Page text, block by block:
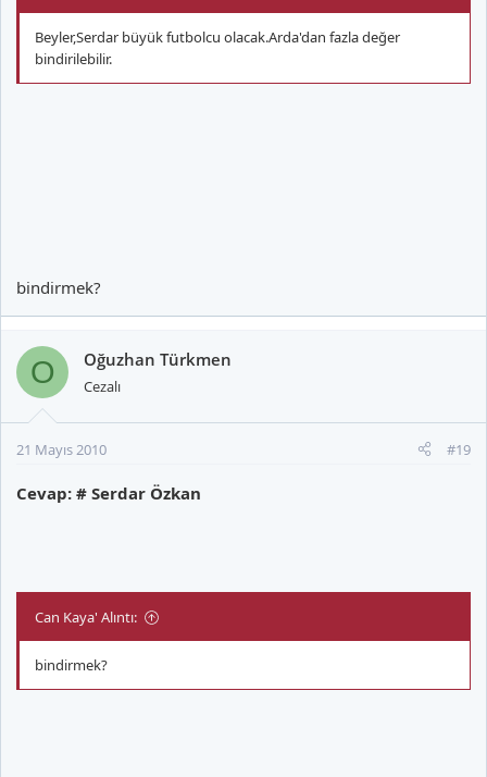
Beyler,Serdar büyük futbolcu olacak.Arda'dan fazla değer
bindirilebilir.
bindirmek?
O Oğuzhan Türkmen
Cezalı
21 Mayıs 2010 #19
Cevap: # Serdar Özkan
Can Kaya' Alıntı:
bindirmek?